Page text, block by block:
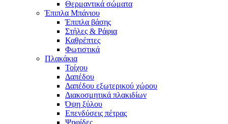
Θερμαντικά σώματα
Έπιπλα Μπάνιου
Έπιπλα βάσης
Στήλες & Ράφια
Καθρέπτες
Φωτιστικά
Πλακάκια
Τοίχου
Δαπέδου
Δαπέδου εξωτερικού χώρου
Διακοσμητικά πλακιδίων
Όψη ξύλου
Επενδύσεις πέτρας
Ψηφίδες